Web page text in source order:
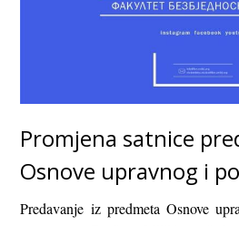
Promjena satnice
Osnove upravnog i
Predavanje iz predmeta Osnove